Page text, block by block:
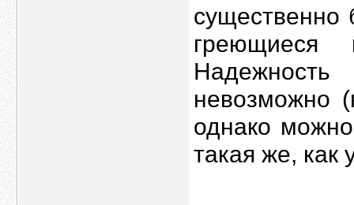
невозможно
однако
такая же, как